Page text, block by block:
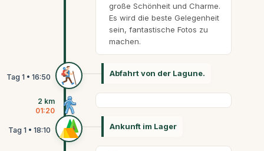
große Schönheit und Charme.
Es wird die beste Gelegenheit
sein, fantastische Fotos zu
machen.
Abfahrt von der Lagune.
2 km
01:20
Ankunft im Lager